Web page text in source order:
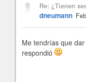
Re: ¿Tienen
dneumann
Me tendrías que
respondió